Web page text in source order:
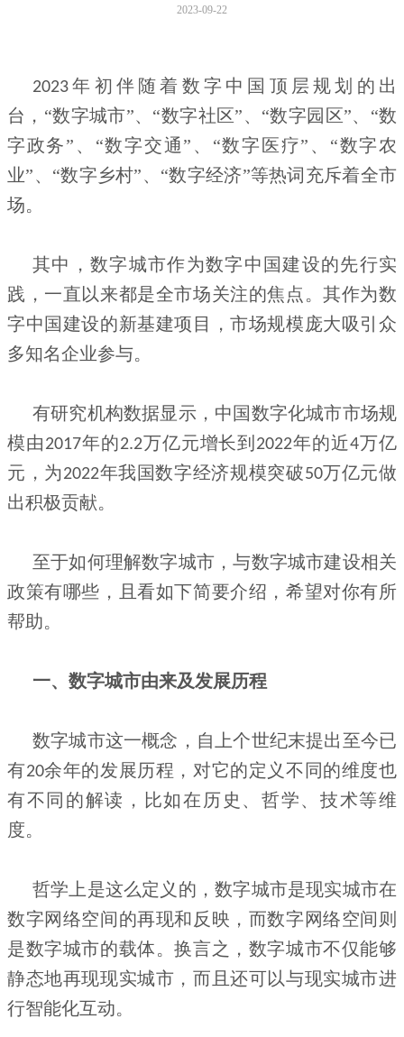
2023-09-22
2023 年初伴随着数字中国顶层规划的出
台，“数字城市”、“数字社区”、“数字园区”、“数
字政务”、“数字交通”、“数字医疗”、“数字农
业”、“数字乡村”、“数字经济”等热词充斥着全市
场。
其中，数字城市作为数字中国建设的先行实
践，一直以来都是全市场关注的焦点。其作为数
字中国建设的新基建项目，市场规模庞大吸引众
多知名企业参与。
有研究机构数据显示，中国数字化城市市场规
模由 2017年的2.2万亿元增长到 2022年的近4万亿
元，为 2022年我国数字经济规模突破50万亿元做
出积极贡献。
至于如何理解数字城市，与数字城市建设相关
政策有哪些，且看如下简要介绍，希望对你有所
帮助。
一、数字城市由来及发展历程
数字城市这一概念，自上个世纪末提出至今已
有20余年的发展历程，对它的定义不同的维度也
有不同的解读，比如在历史、哲学、技术等维
度。
哲学上是这么定义的，数字城市是现实城市在
数字网络空间的再现和反映，而数字网络空间则
是数字城市的载体。换言之，数字城市不仅能够
静态地再现现实城市，而且还可以与现实城市进
行智能化互动。